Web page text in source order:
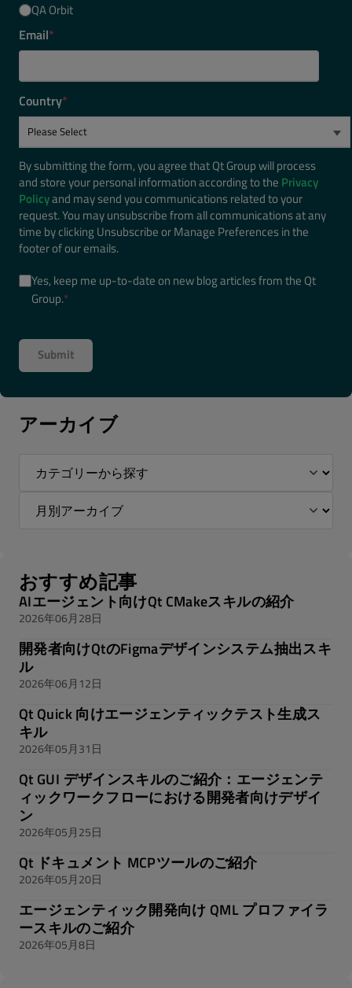
QA Orbit
Email*
Country*
By submitting the form, you agree that Qt Group will process
and store your personal information according to the Privacy
Policyand may send you communications related to your
request. You may unsubscribe from all communications at any
time by clicking Unsubscribe or Manage Preferences in the
footer of our emails.
Yes, keep me up-to-date on new blog articles from the Qt
Group.*
アーカイブ
おすすめ記事
AIエージェント向けQt CMakeスキルの紹介
2026年06月28日
開発者向けQtのFigmaデザインシステム抽出スキ
ル
2026年06月12日
Qt Quick 向けエージェンティックテスト生成ス
キル
2026年05月31日
Qt GUI デザインスキルのご紹介：エージェンテ
ィックワークフローにおける開発者向けデザイ
ン
2026年05月25日
Qt ドキュメント MCPツールのご紹介
2026年05月20日
エージェンティック開発向け QML プロファイラ
ースキルのご紹介
2026年05月8日